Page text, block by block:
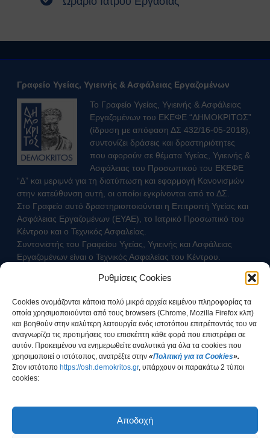
Ρυθμίσεις Cookies
Cookies ονομάζονται κάποια πολύ μικρά αρχεία κειμένου πληροφορίας τα
οποία χρησιμοποιούνται από τους browsers (Chrome, Mozilla Firefox κλπ)
και βοηθούν στην καλύτερη λειτουργία ενός ιστοτόπου επιτρέποντάς του να
αναγνωρίζει τις προτιμήσεις του επισκέπτη κάθε φορά που επιστρέφει σε
αυτόν. Προκειμένου να ενημερωθείτε αναλυτικά για όλα τα cookies που
χρησιμοποιεί ο ιστότοπος, ανατρέξτε στην «Πολιτική για τα Cookies».
Στοv ιστότοπο https://osh.demokritos.gr, υπάρχουν οι παρακάτω 2 τύποι
cookies:
Αποδοχή
Επικοινωνία
Γραφείο Υγείας, Υγιεινής & Ασφάλειας Εργαζομένων
Το Γραφείο Υγείας, Υγιεινής & Ασφάλειας
Εργαζομένων του ΕΚΕΦΕ “ΔΗΜΟΚΡΙΤΟΣ”
(ίδρυση με απόφαση ΔΣ 432/16-05-2018),
συντονίζει δράσεις και δραστηριότητες
που αφορούν σε θέματα Υγείας, Υγιεινής &
Ασφάλειας του Προσωπικού του ΕΚΕΦΕ
“Δ” και μεριμνά για τη διατύπωση και εφαρμογή Κανονισμών
στην κατεύθυνση αυτή, οι οποίοι εγκρίνονται από το ΔΣ.
Στο Γραφείο αυτό δραστηριοποιούνται η Επιτροπή Υγείας και
Ασφάλειας Εργαζομένων (ΕΥΑΕ), το Ιατρικό Προσωπικό του
Κέντρου και ο Τεχνικός Ασφαλείας.
Συντονιστής του Γραφείου Υγείας, Υγιεινής και Ασφάλειας
Εργαζομένων είναι ο Τεχνικός Ασφαλείας του Κέντρου.
Επικοινωνήστε με τον Τεχνικό Ασφαλείας
Προσωπικών Δεδομένων